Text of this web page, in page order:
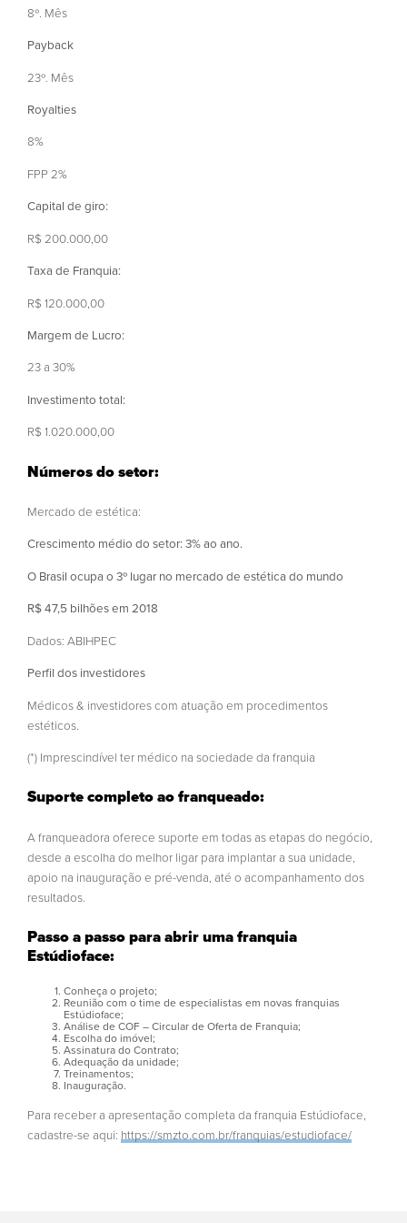
8º. Mês
Payback
23º. Mês
Royalties
8%
FPP 2%
Capital de giro:
R$ 200.000,00
Taxa de Franquia:
R$ 120.000,00
Margem de Lucro:
23 a 30%
Investimento total:
R$ 1.020.000,00
Números do setor:
Mercado de estética:
Crescimento médio do setor: 3% ao ano.
O Brasil ocupa o 3º lugar no mercado de estética do mundo
R$ 47,5 bilhões em 2018
Dados: ABIHPEC
Perfil dos investidores
Médicos & investidores com atuação em procedimentos
estéticos.
(*) Imprescindível ter médico na sociedade da franquia
Suporte completo ao franqueado:
A franqueadora oferece suporte em todas as etapas do negócio,
desde a escolha do melhor ligar para implantar a sua unidade,
apoio na inauguração e pré-venda, até o acompanhamento dos
resultados.
Passo a passo para abrir uma franquia
Estúdioface:
Conheça o projeto;
Reunião com o time de especialistas em novas franquias
Estúdioface;
Análise de COF – Circular de Oferta de Franquia;
Escolha do imóvel;
Assinatura do Contrato;
Adequação da unidade;
Treinamentos;
Inauguração.
Para receber a apresentação completa da franquia Estúdioface,
cadastre-se aqui: https://smzto.com.br/franquias/estudioface/